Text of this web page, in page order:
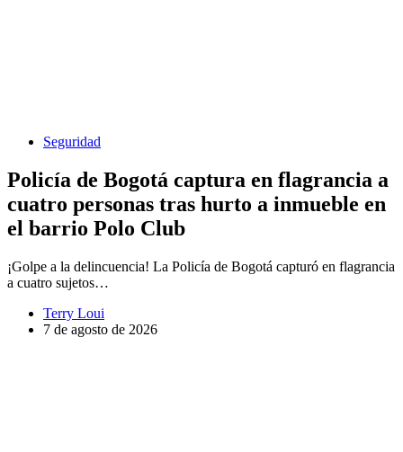
Seguridad
Policía de Bogotá captura en flagrancia a
cuatro personas tras hurto a inmueble en
el barrio Polo Club
¡Golpe a la delincuencia! La Policía de Bogotá capturó en flagrancia
a cuatro sujetos…
Terry Loui
7 de agosto de 2026